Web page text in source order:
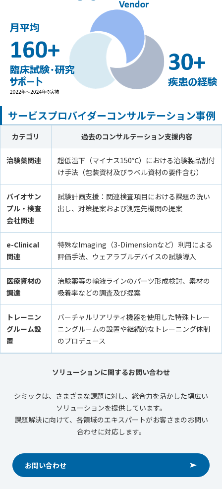
サービスプロバイダーコンサルテーション事例
カテゴリ 過去のコンサルテーション支援内容
治験薬関連
超低温下（マイナス150℃）における治験製品割付
け手法（包装資材及びラベル資材の要件含む）
バイオサン
プル・検査
会社関連
試験計画支援：関連検査項目における課題の洗い
出し、対策提案および測定先機関の提案
e-Clinical
関連
特殊なImaging（3-Dimensionなど）利用による
評価手法​、ウェアラブルデバイスの試験導入
医療資材の
調達
治験薬等の輸液ラインのパーツ形成検討、素材の
吸着率などの調査及び提案
トレーニン
グルーム設
置
バーチャルリアリティ機器を使用した特殊トレー
ニングルームの設置や継続的なトレーニング体制
のプロデュース
ソリューションに関するお問い合わせ
シミックは、さまざまな課題に対し、総合力を活かした幅広い
ソリューションを提供しています。
課題解決に向けて、各領域のエキスパートがお客さまのお問い
合わせに対応します。
お問い合わせ